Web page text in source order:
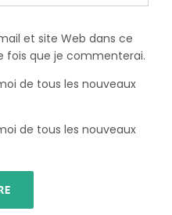
et site Web dans ce
fois que je commenterai.
de tous les nouveaux
de tous les nouveaux